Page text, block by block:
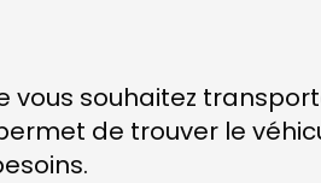
vous souhaitez
de trouver le